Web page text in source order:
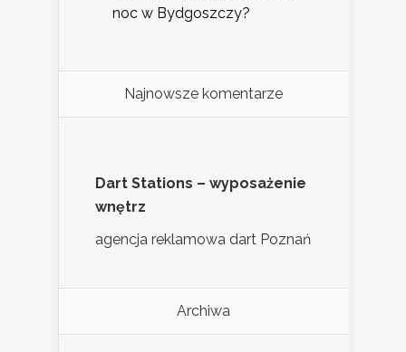
noc w Bydgoszczy?
Najnowsze komentarze
Dart Stations – wyposażenie
wnętrz
agencja reklamowa dart Poznań
Archiwa